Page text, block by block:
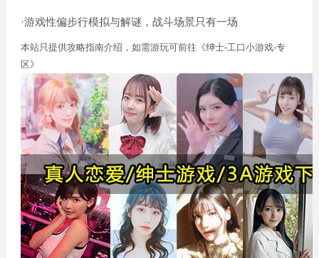
·游戏性偏步行模拟与解谜，战斗场景只有一场
本站只提供攻略指南介绍，如需游玩可前往《绅士-工口小游戏-专
区》